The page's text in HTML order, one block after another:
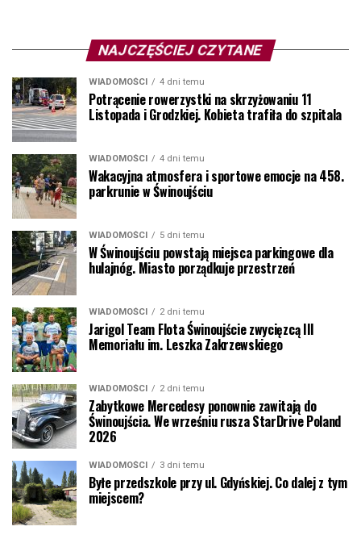
NAJCZĘŚCIEJ CZYTANE
WIADOMOŚCI 4 dni temu
Potrącenie rowerzystki na skrzyżowaniu 11
Listopada i Grodzkiej. Kobieta trafiła do szpitala
WIADOMOŚCI 4 dni temu
Wakacyjna atmosfera i sportowe emocje na 458.
parkrunie w Świnoujściu
WIADOMOŚCI 5 dni temu
W Świnoujściu powstają miejsca parkingowe dla
hulajnóg. Miasto porządkuje przestrzeń
WIADOMOŚCI 2 dni temu
Jarigol Team Flota Świnoujście zwycięzcą III
Memoriału im. Leszka Zakrzewskiego
WIADOMOŚCI 2 dni temu
Zabytkowe Mercedesy ponownie zawitają do
Świnoujścia. We wrześniu rusza StarDrive Poland
2026
WIADOMOŚCI 3 dni temu
Byłe przedszkole przy ul. Gdyńskiej. Co dalej z tym
miejscem?